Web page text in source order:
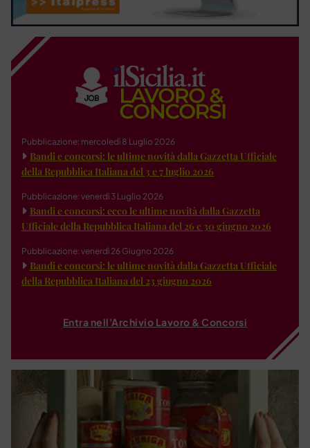
Pubblicazione: mercoledì 8 Luglio 2026
Bandi e concorsi: le ultime novità dalla Gazzetta Ufficiale
della Repubblica Italiana del 3 e 7 luglio 2026
Pubblicazione: venerdì 3 Luglio 2026
Bandi e concorsi: ecco le ultime novità dalla Gazzetta
Ufficiale della Repubblica Italiana del 26 e 30 giugno 2026
Pubblicazione: venerdì 26 Giugno 2026
Bandi e concorsi: le ultime novità dalla Gazzetta Ufficiale
della Repubblica Italiana del 23 giugno 2026
Entra nell'Archivio Lavoro & Concorsi